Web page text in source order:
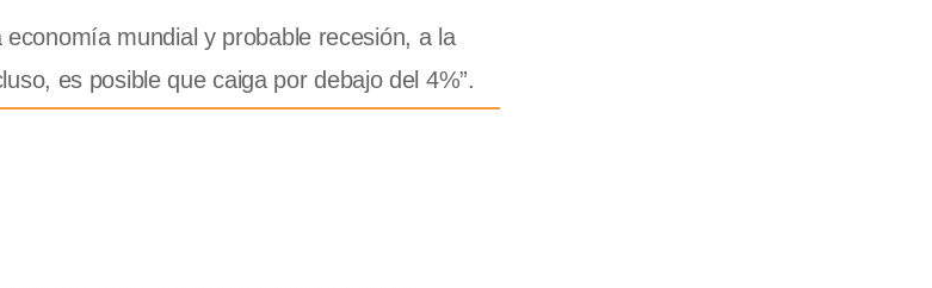
mundial y probable recesión, a la
es posible que caiga por debajo del 4%”.